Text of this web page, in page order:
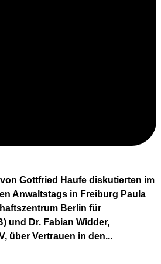
Gottfried Haufe diskutierten im
Anwaltstags in Freiburg Paula
Berlin für
und Dr. Fabian Widder,
über Vertrauen in den...